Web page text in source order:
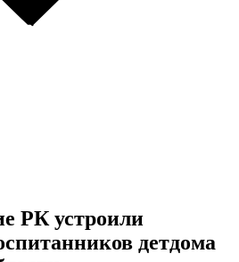
РК устроили
детдома